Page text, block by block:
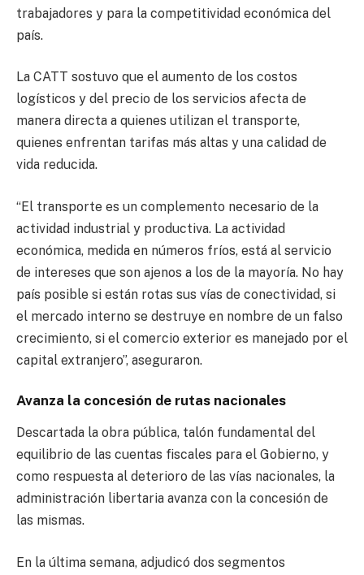
trabajadores y para la competitividad económica del
país.
La CATT sostuvo que el aumento de los costos
logísticos y del precio de los servicios afecta de
manera directa a quienes utilizan el transporte,
quienes enfrentan tarifas más altas y una calidad de
vida reducida.
“El transporte es un complemento necesario de la
actividad industrial y productiva. La actividad
económica, medida en números fríos, está al servicio
de intereses que son ajenos a los de la mayoría. No hay
país posible si están rotas sus vías de conectividad, si
el mercado interno se destruye en nombre de un falso
crecimiento, si el comercio exterior es manejado por el
capital extranjero”, aseguraron.
Avanza la concesión de rutas nacionales
Descartada la obra pública, talón fundamental del
equilibrio de las cuentas fiscales para el Gobierno, y
como respuesta al deterioro de las vías nacionales, la
administración libertaria avanza con la concesión de
las mismas.
En la última semana, adjudicó dos segmentos